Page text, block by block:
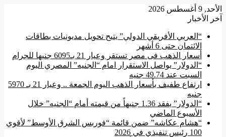
الأحد, 9 أغسطس 2026
آخر الأخبار
“العربي الأفريقي الدولي” يتيح تحويل مديونيات بطاقات
الائتمان حتى 6 أشهر
أسعار الذهب فى مصر تستقر وعيار 21 بـ6095 جنيها للجرام
“الدولار” يواصل الاستقرار امام “الجنيه” المصري اليوم
السبت عند 49.74 جنيه
ارتفاع طفيف بأسعار الذهب اليوم الجمعة .. وعيار 21 بـ 5970
جنيه
“الدولار” يفقد 1.36 جنيهاً من قيمته أمام “الجنيه” خلال
الأسبوع الماضي
“هشام عكاشه” ضمن قائمة “فوربس الشرق الأوسط” لأقوي
100 رئيس تنفيذي في 2026